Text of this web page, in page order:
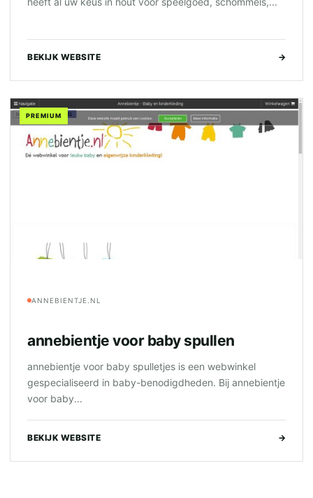
BEKIJK WEBSITE →
PREMIUM
ANNEBIENTJE.NL
annebientje voor baby spullen
annebientje voor baby spulletjes is een webwinkel
gespecialiseerd in baby-benodigdheden. Bij annebientje
voor baby...
BEKIJK WEBSITE →